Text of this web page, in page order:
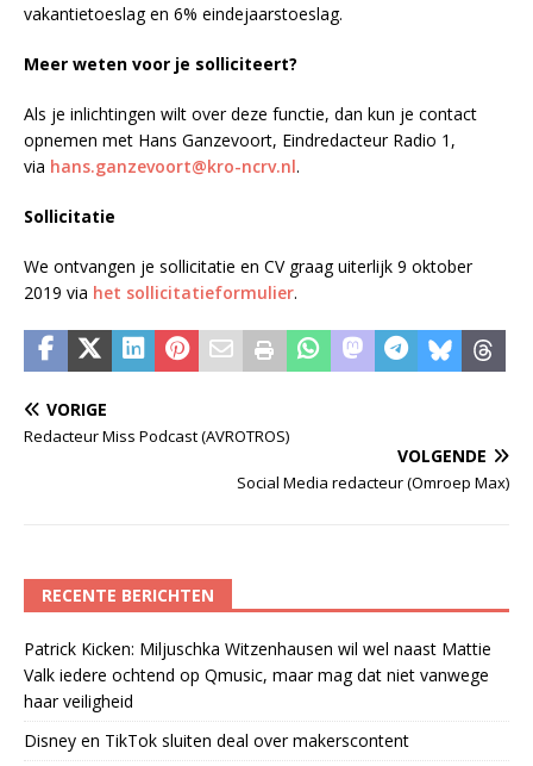
vakantietoeslag en 6% eindejaarstoeslag.
Meer weten voor je solliciteert?
Als je inlichtingen wilt over deze functie, dan kun je contact
opnemen met Hans Ganzevoort, Eindredacteur Radio 1,
via hans.ganzevoort@kro-ncrv.nl.
Sollicitatie
We ontvangen je sollicitatie en CV graag uiterlijk 9 oktober
2019 via het sollicitatieformulier.
VORIGE
Redacteur Miss Podcast (AVROTROS)
VOLGENDE
Social Media redacteur (Omroep Max)
RECENTE BERICHTEN
Patrick Kicken: Miljuschka Witzenhausen wil wel naast Mattie
Valk iedere ochtend op Qmusic, maar mag dat niet vanwege
haar veiligheid
Disney en TikTok sluiten deal over makerscontent